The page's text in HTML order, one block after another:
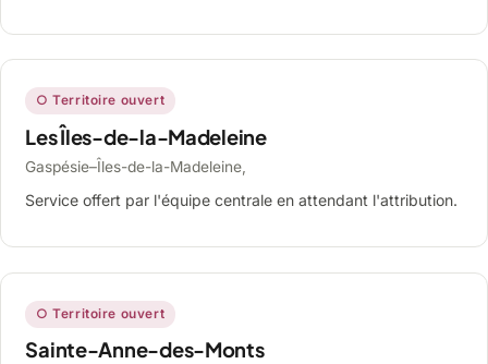
○ Territoire ouvert
Les Îles-de-la-Madeleine
Gaspésie–Îles-de-la-Madeleine,
Service offert par l'équipe centrale en attendant l'attribution.
○ Territoire ouvert
Sainte-Anne-des-Monts